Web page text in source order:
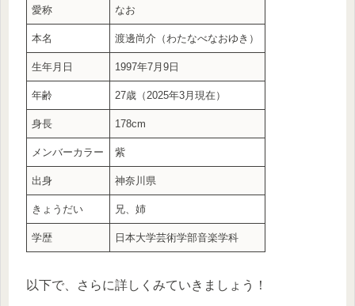
愛称 なお
本名 渡邊尚介（わたなべなおゆき）
生年月日 1997年7月9日
年齢 27歳（2025年3月現在）
身長 178cm
メンバーカラー 紫
出身 神奈川県
きょうだい 兄、姉
学歴 日本大学芸術学部音楽学科
以下で、さらに詳しくみていきましょう！